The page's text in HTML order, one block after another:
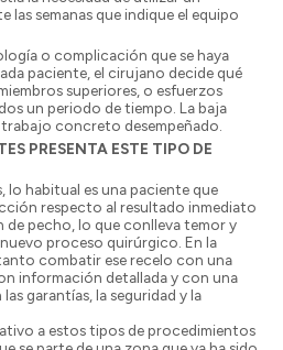
semanas que indique el equipo
o complicación que se haya
paciente, el cirujano decide qué
superiores, o esfuerzos
un periodo de tiempo. La baja
concreto desempeñado.
PRESENTA ESTE TIPO DE
lo habitual es una paciente que
respecto al resultado inmediato
de pecho, lo que conlleva temor y
proceso quirúrgico. En la
combatir ese recelo con una
información detallada y con una
garantías, la seguridad y la
a estos tipos de procedimientos